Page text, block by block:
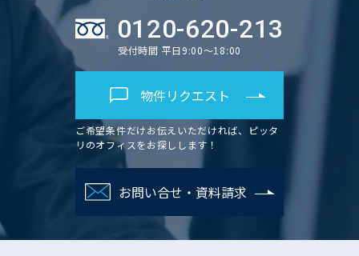
0120-620-213
受付時間 平日9:00～18:00
物件リクエスト
ご希望条件だけお伝えいただければ、ピッタ
リのオフィスをお探しします！
お問い合せ・資料請求